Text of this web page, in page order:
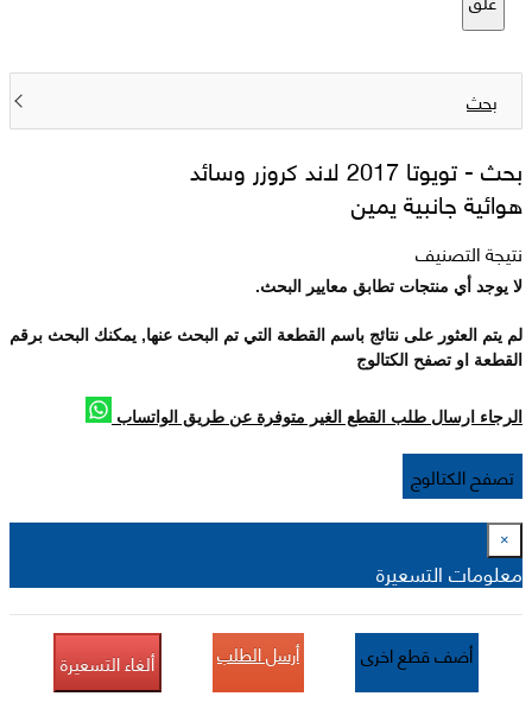
بحث
بحث - تويوتا 2017 لاند كروزر وسائد
هوائية جانبية يمين
نتيجة التصنيف
لا يوجد أي منتجات تطابق معايير البحث.
لم يتم العثور على نتائج باسم القطعة التي تم البحث عنها, يمكنك البحث برقم
القطعة او تصفح الكتالوج
الرجاء ارسال طلب القطع الغير متوفرة عن طريق الواتساب
تصفح الكتالوج
×
معلومات التسعيرة
أضف قطع اخرى أرسل الطلب ألغاء التسعيرة